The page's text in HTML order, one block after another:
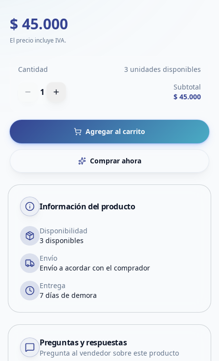
$ 45.000
El precio incluye IVA.
Cantidad 3 unidades disponibles
1
Subtotal
$ 45.000
Agregar al carrito
Comprar ahora
Información del producto
Disponibilidad
3 disponibles
Envío
Envío a acordar con el comprador
Entrega
7 días de demora
Preguntas y respuestas
Pregunta al vendedor sobre este producto